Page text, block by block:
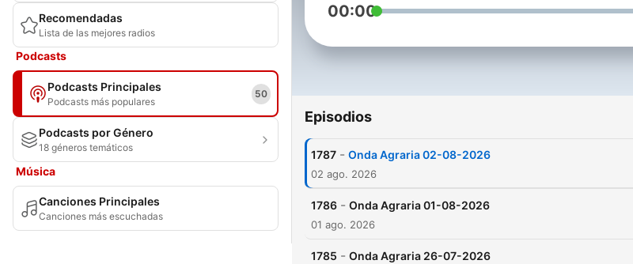
Recomendadas
Lista de las mejores radios
Podcasts
Podcasts Principales
Podcasts más populares
50
Podcasts por Género
18 géneros temáticos
Música
Canciones Principales
Canciones más escuchadas
00:00
Episodios
1787 - Onda Agraria 02-08-2026
02 ago. 2026
1786 - Onda Agraria 01-08-2026
01 ago. 2026
1785 - Onda Agraria 26-07-2026